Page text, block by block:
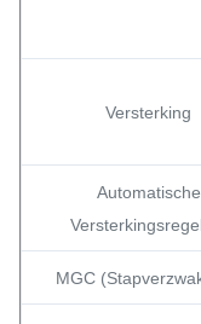
Versterking
Automatische
MGC